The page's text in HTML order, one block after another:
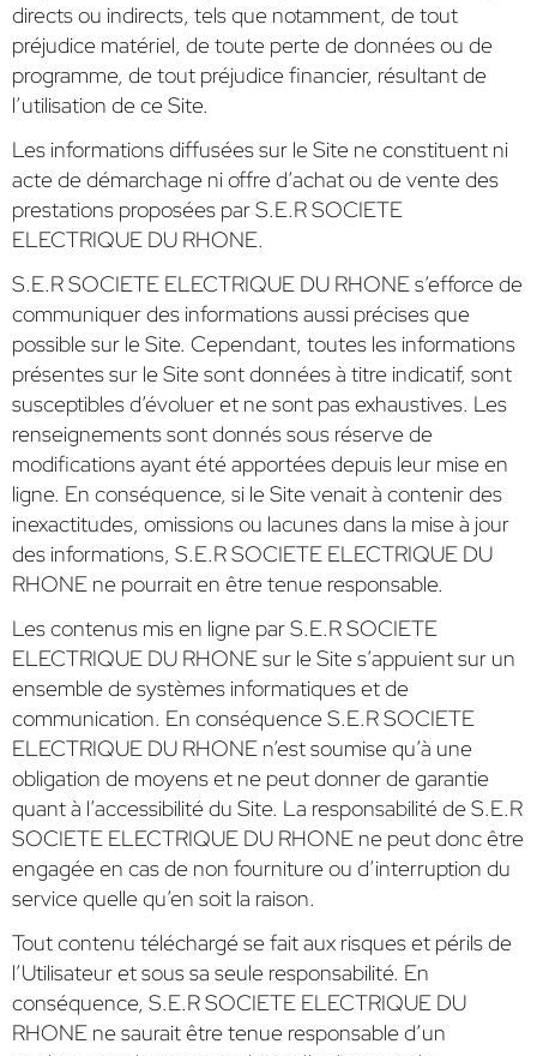
directs ou indirects, tels que notamment, de tout
préjudice matériel, de toute perte de données ou de
programme, de tout préjudice financier, résultant de
l’utilisation de ce Site.
Les informations diffusées sur le Site ne constituent ni
acte de démarchage ni offre d’achat ou de vente des
prestations proposées par S.E.R SOCIETE
ELECTRIQUE DU RHONE.
S.E.R SOCIETE ELECTRIQUE DU RHONE s’efforce de
communiquer des informations aussi précises que
possible sur le Site. Cependant, toutes les informations
présentes sur le Site sont données à titre indicatif, sont
susceptibles d’évoluer et ne sont pas exhaustives. Les
renseignements sont donnés sous réserve de
modifications ayant été apportées depuis leur mise en
ligne. En conséquence, si le Site venait à contenir des
inexactitudes, omissions ou lacunes dans la mise à jour
des informations, S.E.R SOCIETE ELECTRIQUE DU
RHONE ne pourrait en être tenue responsable.
Les contenus mis en ligne par S.E.R SOCIETE
ELECTRIQUE DU RHONE sur le Site s’appuient sur un
ensemble de systèmes informatiques et de
communication. En conséquence S.E.R SOCIETE
ELECTRIQUE DU RHONE n’est soumise qu’à une
obligation de moyens et ne peut donner de garantie
quant à l’accessibilité du Site. La responsabilité de S.E.R
SOCIETE ELECTRIQUE DU RHONE ne peut donc être
engagée en cas de non fourniture ou d’interruption du
service quelle qu’en soit la raison.
Tout contenu téléchargé se fait aux risques et périls de
l’Utilisateur et sous sa seule responsabilité. En
conséquence, S.E.R SOCIETE ELECTRIQUE DU
RHONE ne saurait être tenue responsable d’un